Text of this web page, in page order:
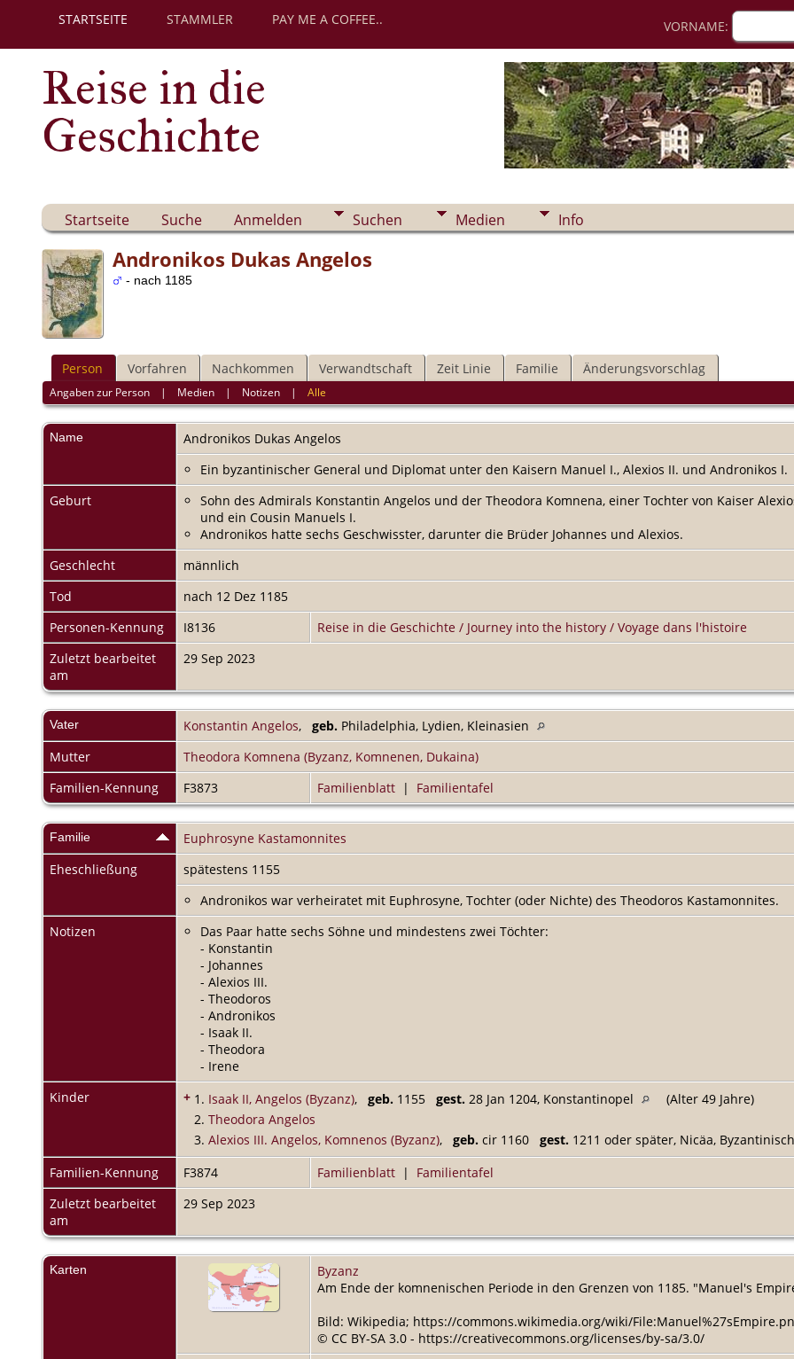
STARTSEITE STAMMLER PAY ME A COFFEE.. VORNAME:
Reise in die
Geschichte
Startseite Suche Anmelden Suchen Medien Info
Andronikos Dukas Angelos
- nach 1185
Person Vorfahren Nachkommen Verwandtschaft Zeit Linie Familie Änderungsvorschlag
Angaben zur Person | Medien | Notizen |Alle
Name Andronikos Dukas Angelos
Ein byzantinischer General und Diplomat unter den Kaisern Manuel I., Alexios II. und Andronikos I.
Geburt
Sohn des Admirals Konstantin Angelos und der Theodora Komnena, einer Tochter von Kaiser
und ein Cousin Manuels I.
Andronikos hatte sechs Geschwisster, darunter die Brüder Johannes und Alexios.
Geschlecht
männlich
Tod
nach 12 Dez 1185
Personen-Kennung
I8136
Reise in die Geschichte / Journey into the history / Voyage dans l'histoire
Zuletzt bearbeitet
am
29 Sep 2023
Vater Konstantin Angelos, geb. Philadelphia, Lydien, Kleinasien
Mutter
Theodora Komnena (Byzanz, Komnenen, Dukaina)
Familien-Kennung
F3873 Familienblatt | Familientafel
Familie
Euphrosyne Kastamonnites
Eheschließung
spätestens 1155
Andronikos war verheiratet mit Euphrosyne, Tochter (oder Nichte) des Theodoros Kastamonnites.
Notizen
Das Paar hatte sechs Söhne und mindestens zwei Töchter:
- Konstantin
- Johannes
- Alexios III.
- Theodoros
- Andronikos
- Isaak II.
- Theodora
- Irene
Kinder
+ 1. Isaak II, Angelos (Byzanz), geb. 1155 gest. 28 Jan 1204, Konstantinopel
(Alter 49 Jahre)
2. Theodora Angelos
3. Alexios III. Angelos, Komnenos (Byzanz), geb. cir 1160 gest. 1211 oder später, Nicäa,
Familien-Kennung
F3874 Familienblatt | Familientafel
Zuletzt bearbeitet
am
29 Sep 2023
Karten
Byzanz
Am Ende der komnenischen Periode in den Grenzen von 1185. "Manuel's
Bild: Wikipedia; https://commons.wikimedia.org/wiki/
© CC BY-SA 3.0 - https://creativecommons.org/licenses/by-sa/3.0/